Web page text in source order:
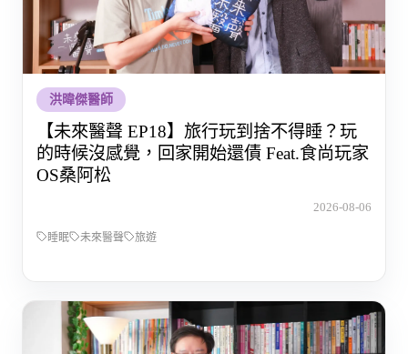
洪暐傑醫師
【未來醫聲 EP18】旅行玩到捨不得睡？玩
的時候沒感覺，回家開始還債 Feat.食尚玩家
OS桑阿松
2026-08-06
睡眠 未來醫聲 旅遊